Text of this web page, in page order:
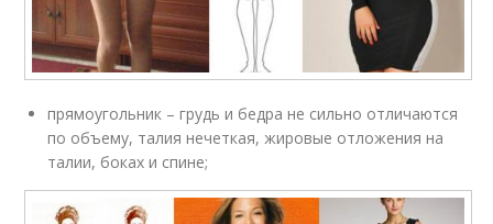
прямоугольник – грудь и бедра не сильно отличаются
по объему, талия нечеткая, жировые отложения на
талии, боках и спине;